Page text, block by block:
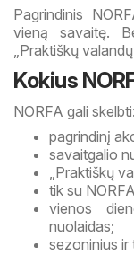
Pagrindinis
vieną savaitę.
„Praktiškų
Kokius
NORFA gali skelbti:
pagrindinį
savaitgalio
„Praktiškų
tik su
vienos
nuolaidas;
sezoninius ir